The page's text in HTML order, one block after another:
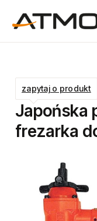
Japońska
frezarka
zapytaj o produkt